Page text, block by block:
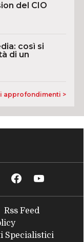
del CIO
così si
di un
approfondimenti >
Rss Feed
Specialistici